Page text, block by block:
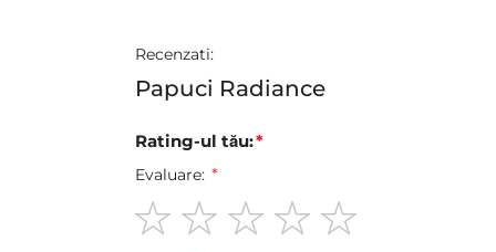
Recenzati:
Papuci Radiance
Rating-ul tău:
Evaluare: